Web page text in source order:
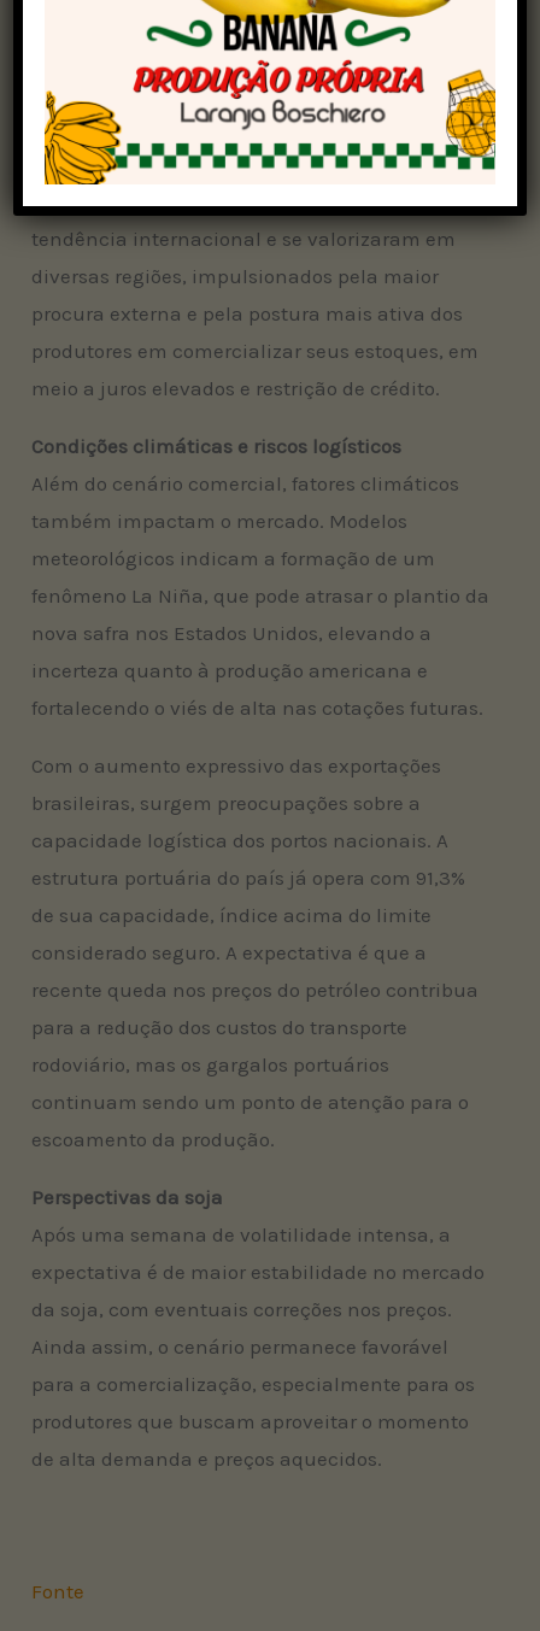
contrato de março de 2026 subiu 3,38%,
encerrando a US$ 10,39 por bushel. O dólar
também teve leve valorização de 0,51%, cotado a
R$ 5,87.
No Brasil, os preços físicos acompanharam a
tendência internacional e se valorizaram em
diversas regiões, impulsionados pela maior
procura externa e pela postura mais ativa dos
produtores em comercializar seus estoques, em
meio a juros elevados e restrição de crédito.
Condições climáticas e riscos logísticos
Além do cenário comercial, fatores climáticos
também impactam o mercado. Modelos
meteorológicos indicam a formação de um
fenômeno La Niña, que pode atrasar o plantio da
nova safra nos Estados Unidos, elevando a
incerteza quanto à produção americana e
fortalecendo o viés de alta nas cotações futuras.
Com o aumento expressivo das exportações
brasileiras, surgem preocupações sobre a
capacidade logística dos portos nacionais. A
estrutura portuária do país já opera com 91,3%
de sua capacidade, índice acima do limite
considerado seguro. A expectativa é que a
recente queda nos preços do petróleo contribua
para a redução dos custos do transporte
rodoviário, mas os gargalos portuários
continuam sendo um ponto de atenção para o
escoamento da produção.
Perspectivas da soja
Após uma semana de volatilidade intensa, a
expectativa é de maior estabilidade no mercado
da soja, com eventuais correções nos preços.
Ainda assim, o cenário permanece favorável
para a comercialização, especialmente para os
produtores que buscam aproveitar o momento
de alta demanda e preços aquecidos.
Fonte